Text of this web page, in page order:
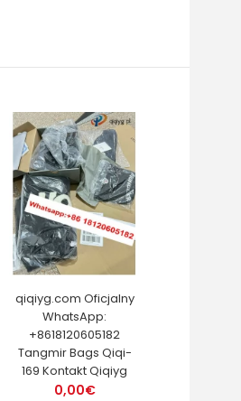
qiqiyg.com Oficjalny
WhatsApp:
+8618120605182
Tangmir Bags Qiqi-
169 Kontakt Qiqiyg
0,00€